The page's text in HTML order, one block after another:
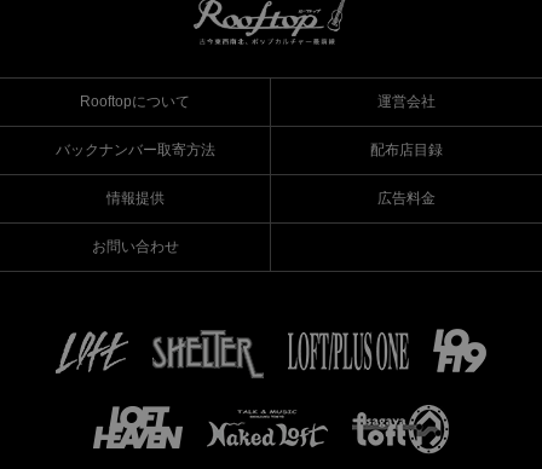
Rooftopについて 運営会社
バックナンバー取寄方法 配布店目録
情報提供 広告料金
お問い合わせ